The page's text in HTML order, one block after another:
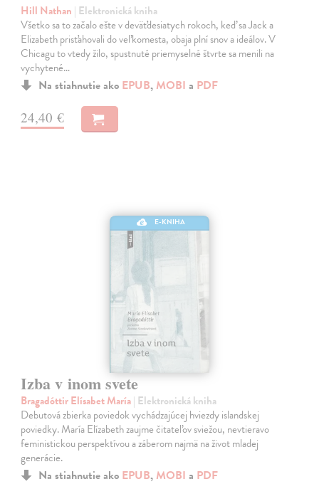
Hill Nathan | Elektronická kniha
Všetko sa to začalo ešte v deväťdesiatych rokoch, keď sa Jack a
Elizabeth prisťahovali do veľkomesta, obaja plní snov a ideálov. V
Chicagu to vtedy žilo, spustnuté priemyselné štvrte sa menili na
vychytené…
Na stiahnutie ako EPUB, MOBI a PDF
24,40 €
E-KNIHA
Izba v inom svete
Bragadóttir Elísabet María| Elektronická kniha
Debutová zbierka poviedok vychádzajúcej hviezdy islandskej
poviedky. María Elízabeth zaujme čitateľov sviežou, nevtieravo
feministickou perspektívou a záberom najmä na život mladej
generácie.
Na stiahnutie ako EPUB, MOBI a PDF